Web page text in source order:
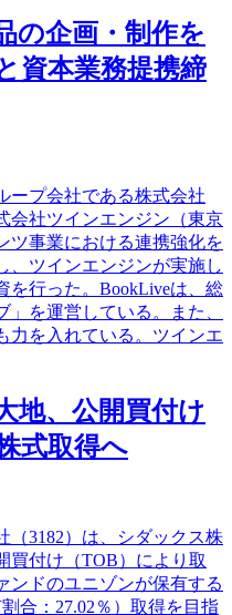
の企画・制作を
資本業務提携締
ープ会社である株式会社
会社ツインエンジン（東京
ツ事業における連携強化を
、ツインエンジンが実施し
を行った。BookLiveは、総
を運営している。また、
力を入れている。ツインエ
地、公開買付け
式取得へ
（3182）は、シダックス株
買付け（TOB）により取
ンドのユニゾンが保有する
合：27.02％）取得を目指